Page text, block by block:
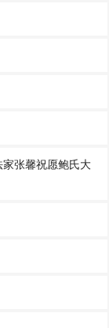
张馨祝愿鲍氏大